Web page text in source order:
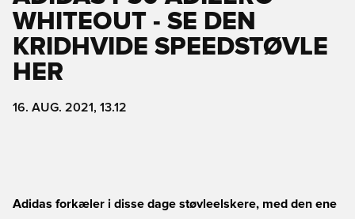
WHITEOUT - SE DEN
KRIDHVIDE SPEEDSTØVLE
HER
16. AUG. 2021, 13.12
Adidas forkæler i disse dage støvleelskere, med den ene